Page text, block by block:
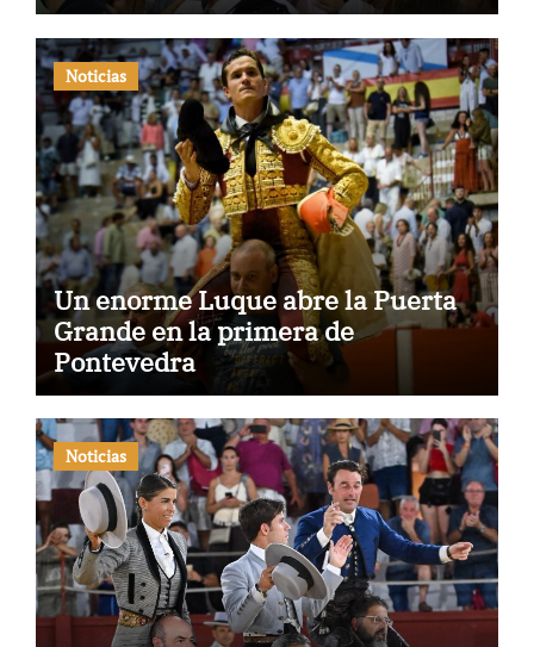
Noticias
Un enorme Luque abre la Puerta
Grande en la primera de
Pontevedra
Noticias